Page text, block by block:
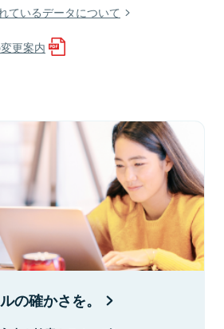
ているデータについて
更案内
の確かさを。